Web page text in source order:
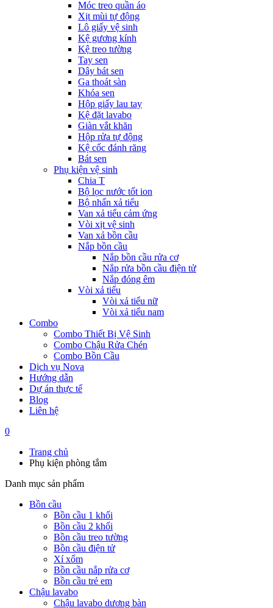
Móc treo quần áo
Xịt mùi tự động
Lô giấy vệ sinh
Kệ gương kính
Kệ treo tường
Tay sen
Dây bát sen
Ga thoát sàn
Khóa sen
Hộp giấy lau tay
Kệ đặt lavabo
Giàn vắt khăn
Hộp rửa tự động
Kệ cốc đánh răng
Bát sen
Phụ kiện vệ sinh
Chia T
Bộ lọc nước tốt ion
Bộ nhấn xả tiểu
Van xả tiểu cảm ứng
Vòi xịt vệ sinh
Van xả bồn cầu
Nắp bồn cầu
Nắp bồn cầu rửa cơ
Nắp rửa bồn cầu điện tử
Nắp đóng êm
Vòi xả tiểu
Vòi xả tiểu nữ
Vòi xả tiểu nam
Combo
Combo Thiết Bị Vệ Sinh
Combo Chậu Rửa Chén
Combo Bồn Cầu
Dịch vụ Nova
Hướng dẫn
Dự án thực tế
Blog
Liên hệ
0
Trang chủ
Phụ kiện phòng tắm
Danh mục sản phẩm
Bồn cầu
Bồn cầu 1 khối
Bồn cầu 2 khối
Bồn cầu treo tường
Bồn cầu điện tử
Xí xổm
Bồn cầu nắp rửa cơ
Bồn cầu trẻ em
Chậu lavabo
Chậu lavabo dương bàn